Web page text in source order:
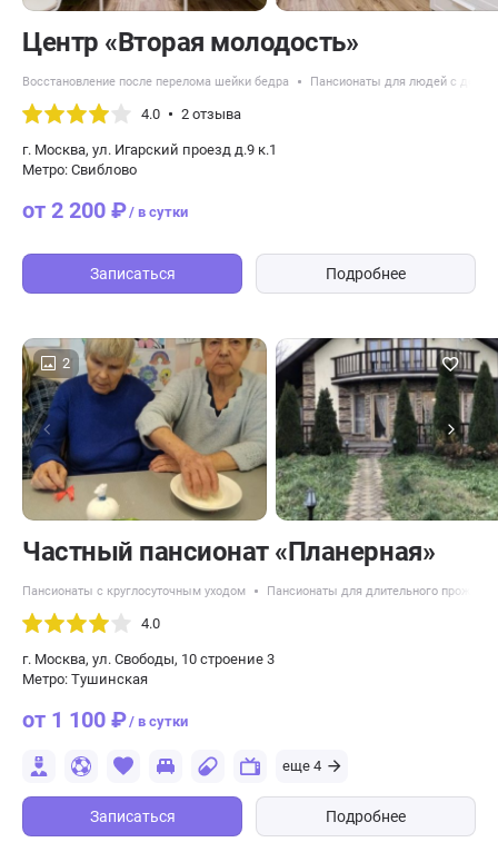
Центр «Вторая молодость»
Восстановление после перелома шейки бедра Пансионаты для людей с
4.0 2 отзыва
г. Москва, ул. Игарский проезд д.9 к.1
Метро: Свиблово
от 2 200 ₽/ в сутки
Записаться Подробнее
2
Частный пансионат «Планерная»
Пансионаты с круглосуточным уходом Пансионаты для длительного
4.0
г. Москва, ул. Свободы, 10 строение 3
Метро: Тушинская
от 1 100 ₽/ в сутки
еще 4
Записаться Подробнее